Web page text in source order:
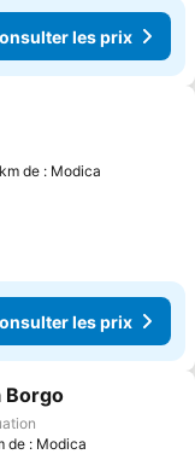
les prix
favoris
de : Modica
les prix
favoris
Borgo
de : Modica